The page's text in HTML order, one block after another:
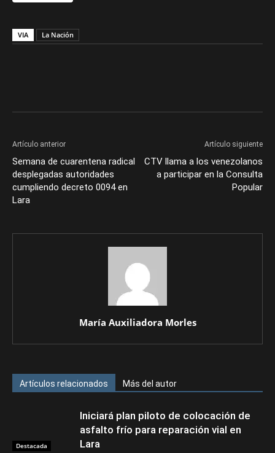
VIA La Nación
Artículo anterior
Semana de cuarentena radical
desplegadas autoridades
cumpliendo decreto 0094 en
Lara
Artículo siguiente
CTV llama a los venezolanos
a participar en la Consulta
Popular
María Auxiliadora Morles
Artículos relacionados Más del autor
Destacada
Iniciará plan piloto de colocación de
asfalto frío para reparación vial en
Lara